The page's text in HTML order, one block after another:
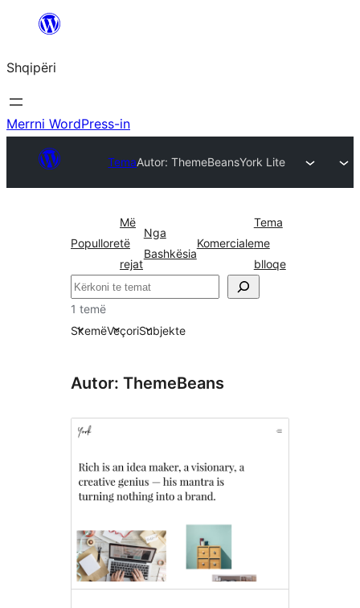
Hidhu
lënda
Shqipëri
Merrni WordPress-in
TemaAutor: ThemeBeansYork Lite
Popullore
Më
të
rejat
Nga
Bashkësia
Komerciale
Tema
me
blloqe
Kërko
1 temë
SkemëVeçoriSubjekte
Autor: ThemeBeans